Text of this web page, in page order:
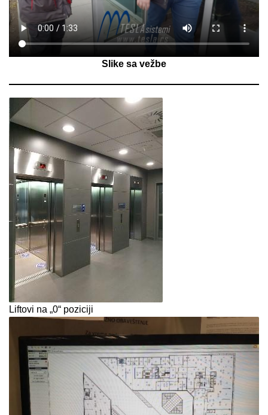
Slike sa vežbe
Liftovi na „0“ poziciji